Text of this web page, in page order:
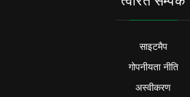
साइटमैप
गोपनीयता नीति
अस्वीकरण